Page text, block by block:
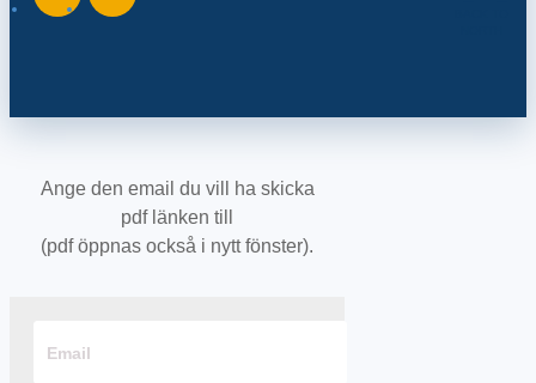
Ange den email du vill ha skicka
pdf länken till
(pdf öppnas också i nytt fönster).